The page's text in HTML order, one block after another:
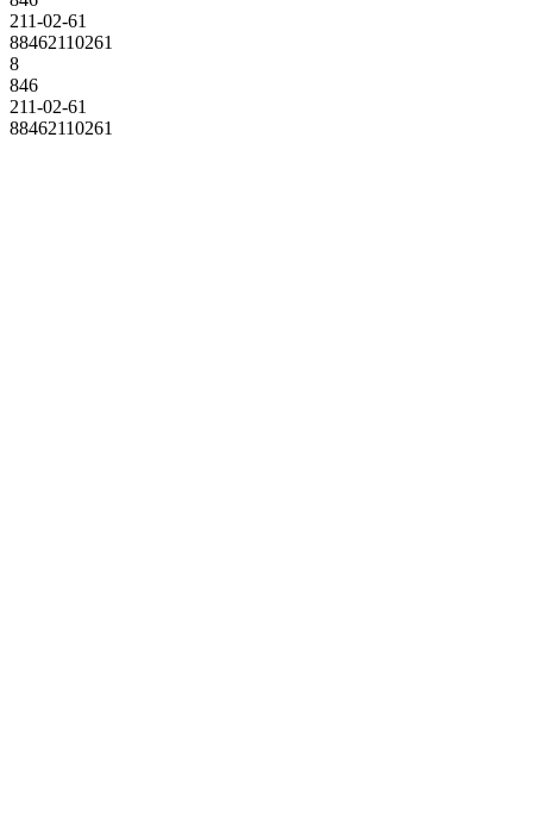
211-02-61
88462110261
8
846
211-02-61
88462110261